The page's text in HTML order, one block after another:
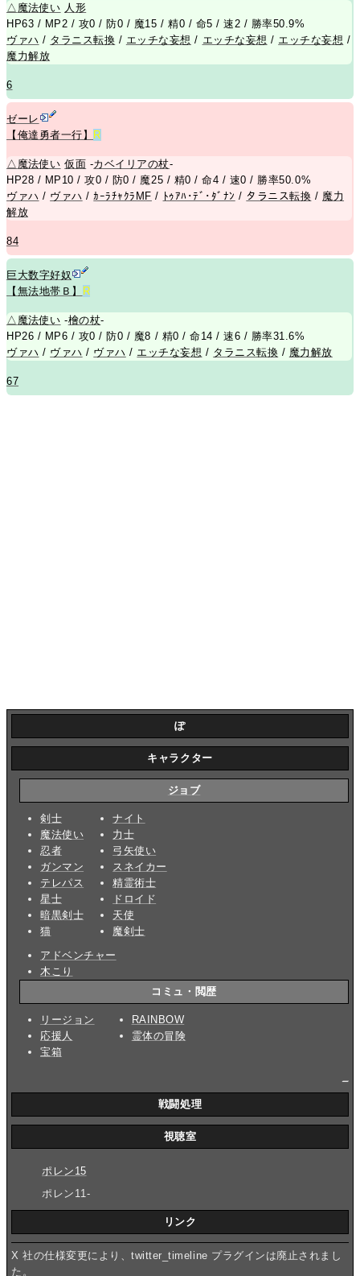
△ 魔法使い 人形
HP63 / MP2 / 攻0 / 防0 / 魔15 / 精0 / 命5 / 速2 / 勝率50.9%
ヴァハ / タラニス転換 / エッチな妄想 / エッチな妄想 / エッチな妄想 /
魔力解放
6
ゼーレ
【俺達勇者一行】 R
△ 魔法使い 仮面 -カベイリアの杖-
HP28 / MP10 / 攻0 / 防0 / 魔25 / 精0 / 命4 / 速0 / 勝率50.0%
ヴァハ / ヴァハ /ｶｰﾗﾁｬｸﾗMF / ﾄｩｱﾊ･ﾃﾞ･ﾀﾞﾅﾝ / タラニス転換 / 魔力
解放
84
巨大数字好奴
【無法地帯Ｂ】 R
△ 魔法使い -檜の杖-
HP26 / MP6 / 攻0 / 防0 / 魔8 / 精0 / 命14 / 速6 / 勝率31.6%
ヴァハ / ヴァハ / ヴァハ / エッチな妄想 / タラニス転換 / 魔力解放
67
ぽ
キャラクター
ジョブ
剣士
魔法使い
忍者
ガンマン
テレパス
星士
暗黒剣士
猫
ナイト
力士
弓矢使い
スネイカー
精霊術士
ドロイド
天使
魔剣士
アドベンチャー
木こり
コミュ・閲歴
リージョン
応援人
宝箱
RAINBOW
霊体の冒険
戦闘処理
視聴室
ポレン15
ポレン11-
リンク
X 社の仕様変更により、twitter_timeline プラグインは廃止されまし
た。